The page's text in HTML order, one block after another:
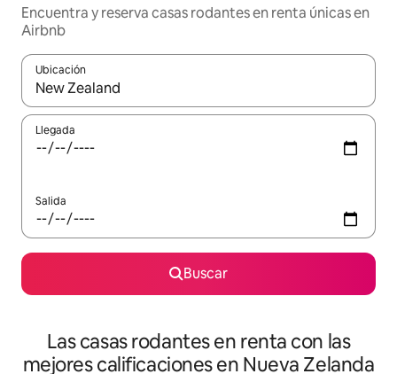
Encuentra y reserva casas rodantes en renta únicas en
Airbnb
Ubicación
Cuando los resultados estén disponibles, podrás navegar
Llegada
Salida
Buscar
Las casas rodantes en renta con las
mejores calificaciones en Nueva Zelanda